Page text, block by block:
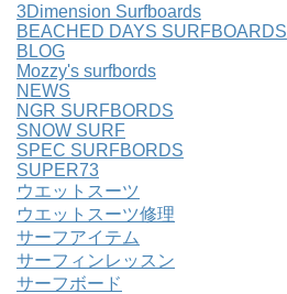
3Dimension Surfboards
BEACHED DAYS SURFBOARDS
BLOG
Mozzy's surfbords
NEWS
NGR SURFBORDS
SNOW SURF
SPEC SURFBORDS
SUPER73
ウエットスーツ
ウエットスーツ修理
サーフアイテム
サーフィンレッスン
サーフボード